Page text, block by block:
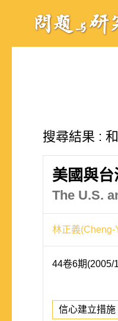
搜尋結果 :
美國與
The U.S.
林正義(Cheng-
44卷6期(2005/
信心建立措施